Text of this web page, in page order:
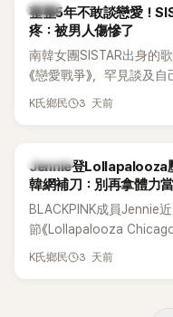
韓星
整整5年不敢談戀愛！
疼：被男人傷慘了
南韓女團SISTAR出身的
《戀愛戰爭》，罕見談及
年沒有談戀愛，更首度
K氏鄉民 3 天前
K-POP
Jennie登Lollapalooza壓
韓網補刀：別再拿體力
BLACKPINK成員Jennie
節《Lollapalooza
節Headliner（壓軸主秀
K氏鄉民 3 天前